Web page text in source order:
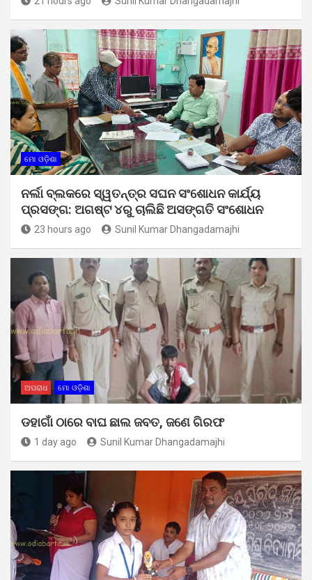
ମୋ ଓଡ଼ିଶା
ନର୍ଲା ବ୍ଲକରେ ସ୍ୱତନ୍ତ୍ର ସଘନ ସଂଶୋଧନ କାର୍ଯ୍ୟ
ପ୍ରସଙ୍ଗ: ଅଗଷ୍ଟ ୪ରୁ ଚାଲିଛି ଅସଙ୍ଗତି ସଂଶୋଧନ
23 hours ago Sunil Kumar Dhangadamajhi
ଅପରାଧ ମୋ ଓଡ଼ିଶା
ଡହାଗାଁ ଠାରେ ବାଘ ଛାଲ ଜବତ, ଜଣେ ଗିରଫ
1 day ago Sunil Kumar Dhangadamajhi